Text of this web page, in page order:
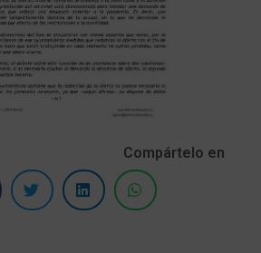
Compártelo en